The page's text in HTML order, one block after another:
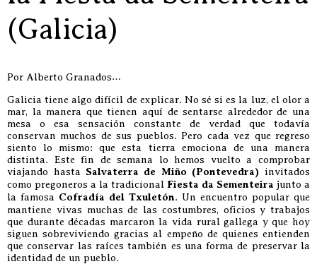
(Galicia)
Por Alberto Granados…
Galicia tiene algo difícil de explicar. No sé si es la luz, el olor a
mar, la manera que tienen aquí de sentarse alrededor de una
mesa o esa sensación constante de verdad que todavía
conservan muchos de sus pueblos. Pero cada vez que regreso
siento lo mismo: que esta tierra emociona de una manera
distinta. Este fin de semana lo hemos vuelto a comprobar
viajando hasta Salvaterra de Miño (Pontevedra) invitados
como pregoneros a la tradicional Fiesta da Sementeira junto a
la famosa Cofradía del Txuletón. Un encuentro popular que
mantiene vivas muchas de las costumbres, oficios y trabajos
que durante décadas marcaron la vida rural gallega y que hoy
siguen sobreviviendo gracias al empeño de quienes entienden
que conservar las raíces también es una forma de preservar la
identidad de un pueblo.